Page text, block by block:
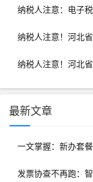
最新文章
发票协查不再跑：